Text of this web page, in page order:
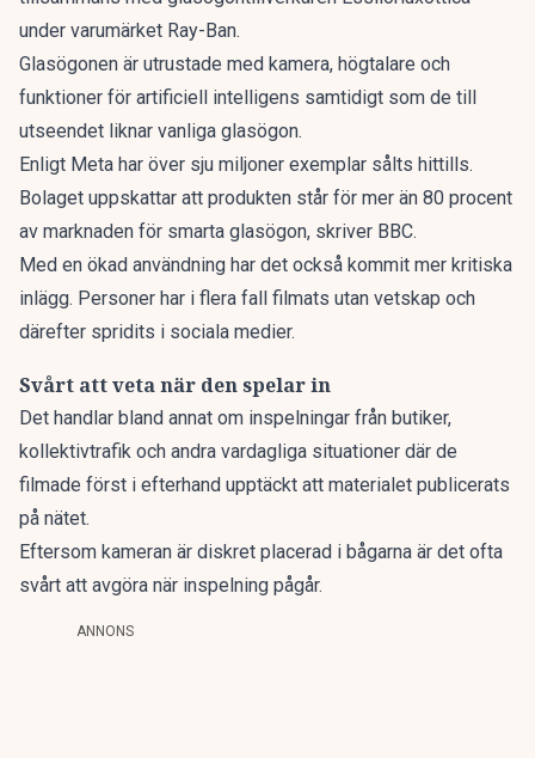
under varumärket Ray-Ban.
Glasögonen är utrustade med kamera, högtalare och
funktioner för artificiell intelligens samtidigt som de till
utseendet liknar vanliga glasögon.
Enligt Meta har över sju miljoner exemplar sålts hittills.
Bolaget uppskattar att produkten står för mer än 80 procent
av marknaden för smarta glasögon, skriver BBC.
Med en ökad användning har det också kommit mer kritiska
inlägg. Personer har i flera fall filmats utan vetskap och
därefter spridits i sociala medier.
Svårt att veta när den spelar in
Det handlar bland annat om inspelningar från butiker,
kollektivtrafik och andra vardagliga situationer där de
filmade först i efterhand upptäckt att materialet publicerats
på nätet.
Eftersom kameran är diskret placerad i bågarna är det ofta
svårt att avgöra när inspelning pågår.
ANNONS